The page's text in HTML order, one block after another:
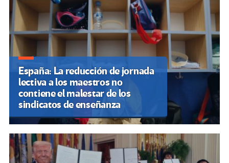
España: La reducción de jornada
lectiva a los maestros no
contiene el malestar de los
sindicatos de enseñanza